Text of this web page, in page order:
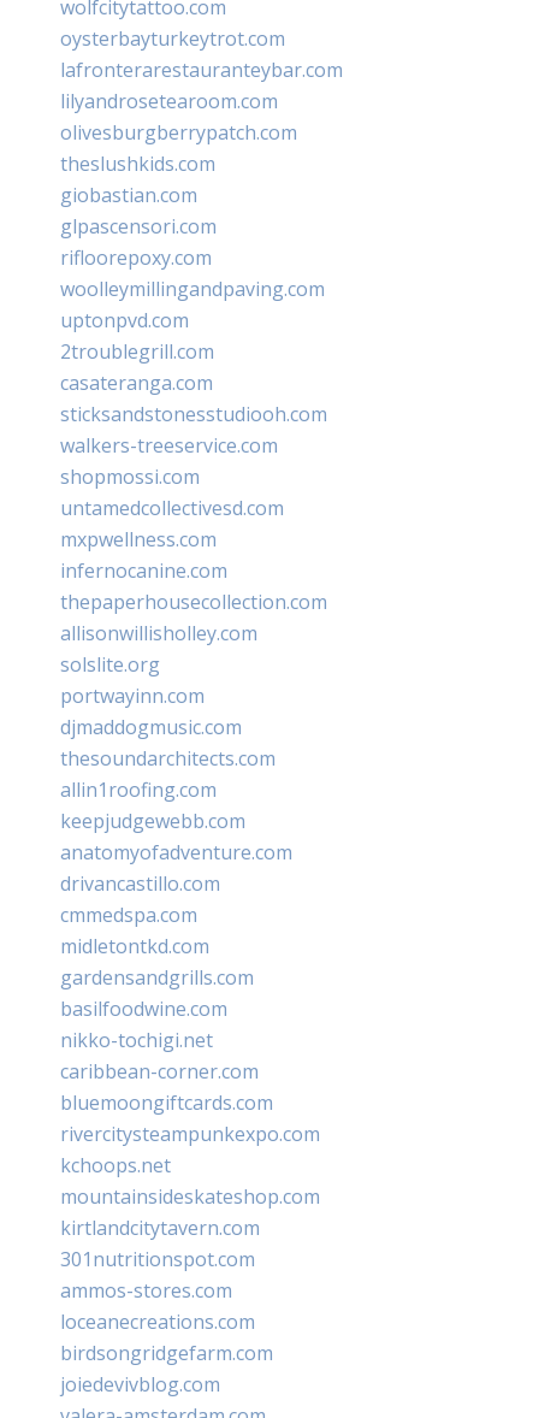
wolfcitytattoo.com
oysterbayturkeytrot.com
lafronterarestauranteybar.com
lilyandrosetearoom.com
olivesburgberrypatch.com
theslushkids.com
giobastian.com
glpascensori.com
rifloorepoxy.com
woolleymillingandpaving.com
uptonpvd.com
2troublegrill.com
casateranga.com
sticksandstonesstudiooh.com
walkers-treeservice.com
shopmossi.com
untamedcollectivesd.com
mxpwellness.com
infernocanine.com
thepaperhousecollection.com
allisonwillisholley.com
solslite.org
portwayinn.com
djmaddogmusic.com
thesoundarchitects.com
allin1roofing.com
keepjudgewebb.com
anatomyofadventure.com
drivancastillo.com
cmmedspa.com
midletontkd.com
gardensandgrills.com
basilfoodwine.com
nikko-tochigi.net
caribbean-corner.com
bluemoongiftcards.com
rivercitysteampunkexpo.com
kchoops.net
mountainsideskateshop.com
kirtlandcitytavern.com
301nutritionspot.com
ammos-stores.com
loceanecreations.com
birdsongridgefarm.com
joiedevivblog.com